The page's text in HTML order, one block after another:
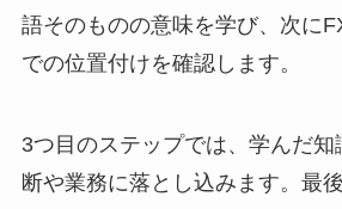
語そのものの意味を学び、次に
での位置付けを確認します。
3つ目のステップでは、学んだ知
断や業務に落とし込みます。最